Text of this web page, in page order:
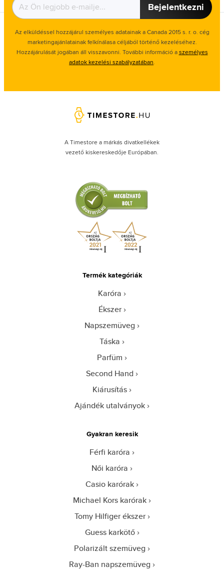
Bejelentkezni
Az elküldéssel hozzájárul személyes adatainak a Canada 2015 s. r. o. cég
marketingajánlatainak felkínálasa céljából történő kezeléséhez.
Hozzájárulását jogában áll visszavonni. További információ aszemélyes
adatok kezelési szabályzatában.
A Timestore a márkás divatkellékek
vezető kiskereskedője Európában.
Termék kategóriák
Karóra
Ékszer
Napszemüveg
Táska
Parfüm
Second Hand
Kiárusítás
Ajándék utalványok
Gyakran keresik
Férfi karóra
Női karóra
Casio karórak
Michael Kors karórak
Tomy Hilfiger ékszer
Guess karkötő
Polarizált szemüveg
Ray-Ban napszemüveg